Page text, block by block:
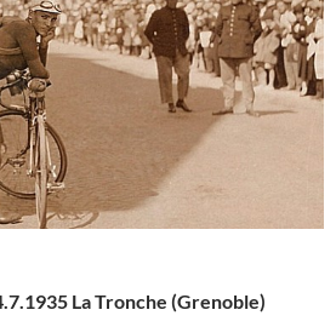
La Tronche (Grenoble)